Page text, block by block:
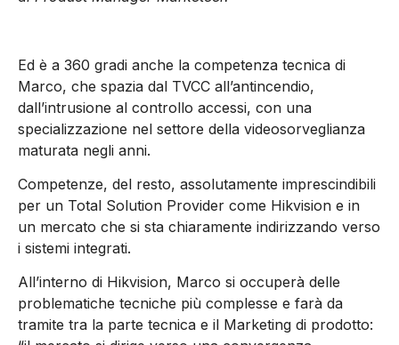
Ed è a 360 gradi anche la competenza tecnica di
Marco, che spazia dal TVCC all’antincendio,
dall’intrusione al controllo accessi, con una
specializzazione nel settore della videosorveglianza
maturata negli anni.
Competenze, del resto, assolutamente imprescindibili
per un Total Solution Provider come Hikvision e in
un mercato che si sta chiaramente indirizzando verso
i sistemi integrati.
All’interno di Hikvision, Marco si occuperà delle
problematiche tecniche più complesse e farà da
tramite tra la parte tecnica e il Marketing di prodotto: